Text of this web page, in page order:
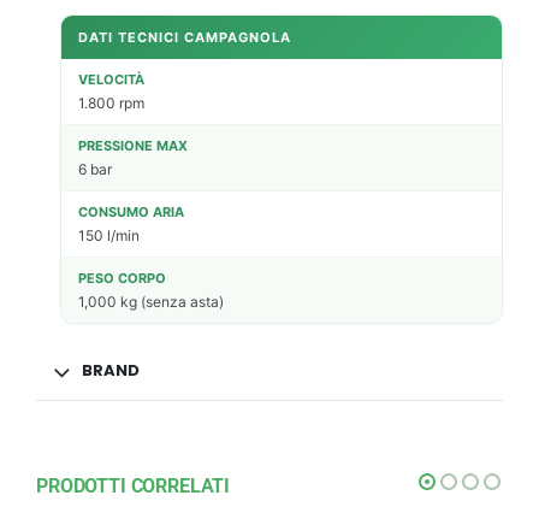
DATI TECNICI CAMPAGNOLA
VELOCITÀ
1.800 rpm
PRESSIONE MAX
6 bar
CONSUMO ARIA
150 l/min
PESO CORPO
1,000 kg (senza asta)
BRAND
PRODOTTI CORRELATI